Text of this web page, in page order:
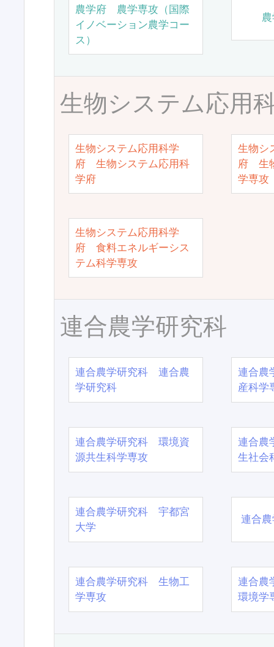
農学府 農学専攻（国際
イノベーション農学コー
ス）
生物システム応用
生物システム応用科学
府 生物システム応用科
学府
生物シ
府 生
学専攻
生物システム応用科学
府 食料エネルギーシス
テム科学専攻
連合農学研究科
連合農学研究科 連合農
学研究科
連合農
産科学
連合農学研究科 環境資
源共生科学専攻
連合農
生社会
連合農学研究科 宇都宮
大学
連合
連合農学研究科 生物工
学専攻
連合農
環境学